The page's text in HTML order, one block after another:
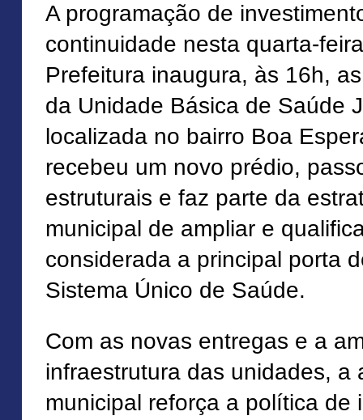
A programação de
continuidade nesta quarta-
Prefeitura inaugura, às 16h,
da Unidade Básica de Saúde
localizada no bairro Boa
recebeu um novo prédio,
estruturais e faz parte da
municipal de ampliar e
considerada a principal porta
Sistema Único de Saúde.
Com as novas entregas e a
infraestrutura das unidades, a
municipal reforça a política de